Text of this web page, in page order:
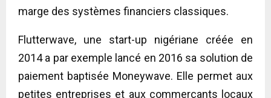
marge des systèmes financiers classiques.
Flutterwave, une start-up nigériane créée en
2014 a par exemple lancé en 2016 sa solution de
paiement baptisée Moneywave. Elle permet aux
petites entreprises et aux commerçants locaux